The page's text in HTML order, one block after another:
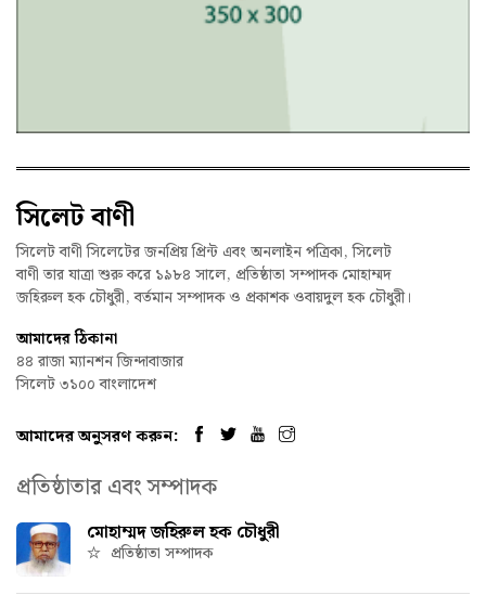
সিলেট বাণী
সিলেট বাণী সিলেটের জনপ্রিয় প্রিন্ট এবং অনলাইন পত্রিকা, সিলেট
বাণী তার যাত্রা শুরু করে ১৯৮৪ সালে, প্রতিষ্ঠাতা সম্পাদক মোহাম্মদ
জহিরুল হক চৌধুরী, বর্তমান সম্পাদক ও প্রকাশক ওবায়দুল হক চৌধুরী।
আমাদের ঠিকানা
৪৪ রাজা ম্যানশন জিন্দাবাজার
সিলেট ৩১০০ বাংলাদেশ
আমাদের অনুসরণ করুন:
প্রতিষ্ঠাতার এবং সম্পাদক
মোহাম্মদ জহিরুল হক চৌধুরী
প্রতিষ্ঠাতা সম্পাদক